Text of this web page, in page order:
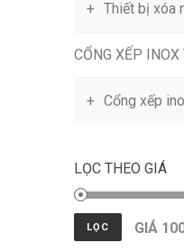
Thiết bị xóa
CỔNG XẾP
Cổng xếp
LỌC THEO GIÁ
LỌC GIÁ